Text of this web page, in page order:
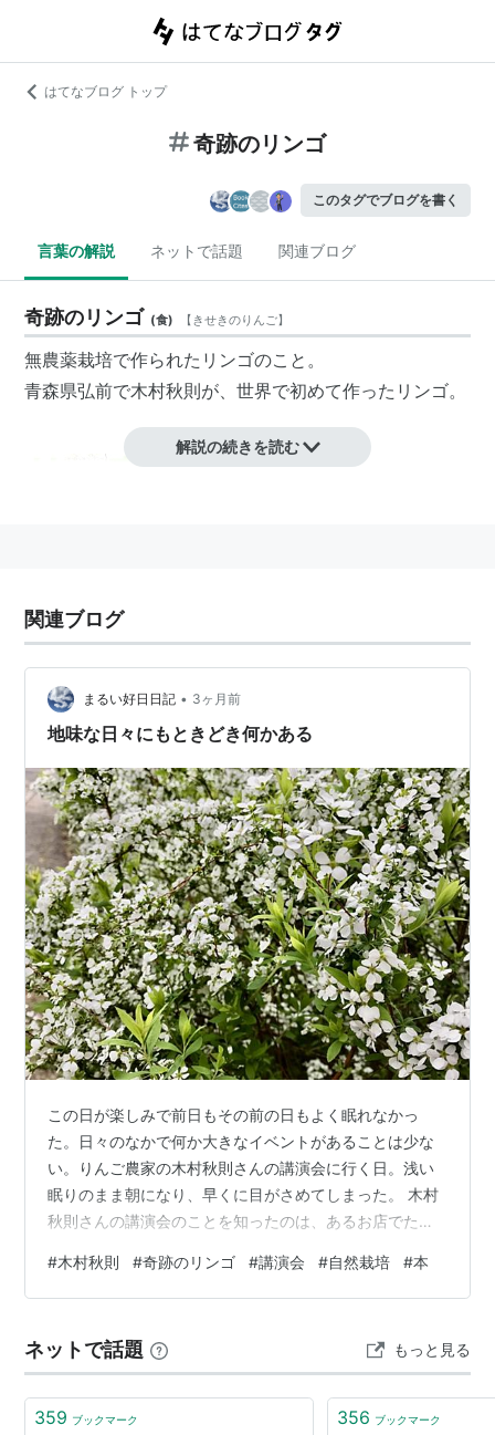
はてなブログ トップ
奇跡のリンゴ
このタグでブログを書く
言葉の解説 ネットで話題 関連ブログ
奇跡のリンゴ (食) 【きせきのりんご】
無農薬栽培で作られたリンゴのこと。
青森県弘前で木村秋則が、世界で初めて作ったリンゴ。
諦めないで」
映画
2013年に映画化（全国東宝系）。
主演
阿部サダヲ
菅野美穂
監督
中村義洋
関連記事
自然栽培生産者 奇跡のりんご 木村 秋則氏
解説の続きを読む
関連ブログ
まるい好日日記 • 3ヶ月前
地味な日々にもときどき何かある
この日が楽しみで前日もその前の日もよく眠れなかっ
た。日々のなかで何か大きなイベントがあることは少な
い。りんご農家の木村秋則さんの講演会に行く日。浅い
眠りのまま朝になり、早くに目がさめてしまった。 木村
秋則さんの講演会のことを知ったのは、あるお店でたま
と、もう満席になってしまったとのこと。もし当日券枠
を確保できたらまた電話をくれるとのことだった。数日
と1か月ほど。この日を楽しみに毎日過ごした。 木村秋則
さんについて書かれている「奇跡のリンゴ」という本を
読んだ時は、何度も泣いた。この人の苦労は想像を絶…
#木村秋則 #奇跡のリンゴ #講演会 #自然栽培 #本
ネットで話題 もっと見る
359 ブックマーク 356 ブックマーク